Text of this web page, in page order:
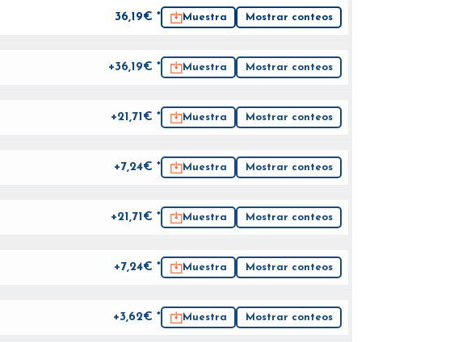
36,19€ * Muestra Mostrar conteos
+36,19€ * Muestra Mostrar conteos
+21,71€ * Muestra Mostrar conteos
+7,24€ * Muestra Mostrar conteos
+21,71€ * Muestra Mostrar conteos
+7,24€ * Muestra Mostrar conteos
+3,62€ * Muestra Mostrar conteos